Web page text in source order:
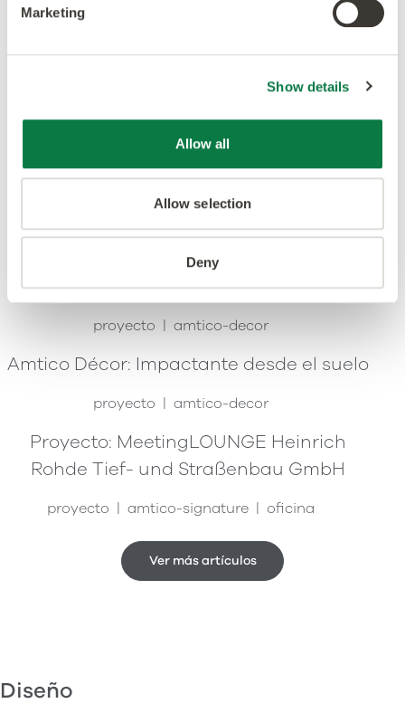
Marketing
Show details
Allow all
Allow selection
Deny
Proyecto: Metropolian Office, Múnich
amtico-signature
Proyecto: Farmacia Schwarzer Adler
proyecto
amtico-signature
Amtico Décor: crea un diseño único
proyecto amtico-decor
Amtico Décor: Impactante desde el suelo
proyecto amtico-decor
Proyecto: MeetingLOUNGE Heinrich
Rohde Tief- und Straßenbau GmbH
proyecto amtico-signature oficina
Ver más artículos
Diseño